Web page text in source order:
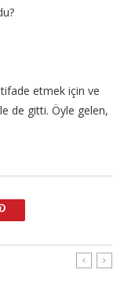
etmek için ve
de gitti. Öyle gelen,